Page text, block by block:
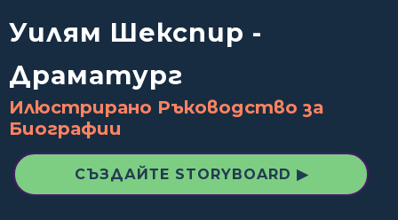
Уилям Шекспир -
Драматург
Илюстрирано Ръководство за
Биографии
СЪЗДАЙТЕ STORYBOARD ▶